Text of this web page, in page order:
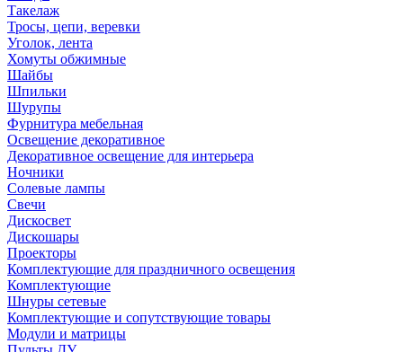
Такелаж
Тросы, цепи, веревки
Уголок, лента
Хомуты обжимные
Шайбы
Шпильки
Шурупы
Фурнитура мебельная
Освещение декоративное
Декоративное освещение для интерьера
Ночники
Солевые лампы
Свечи
Дискосвет
Дискошары
Проекторы
Комплектующие для праздничного освещения
Комплектующие
Шнуры сетевые
Комплектующие и сопутствующие товары
Модули и матрицы